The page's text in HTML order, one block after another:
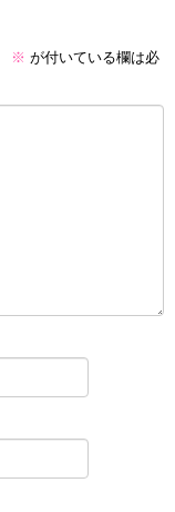
※ が付いている欄は必